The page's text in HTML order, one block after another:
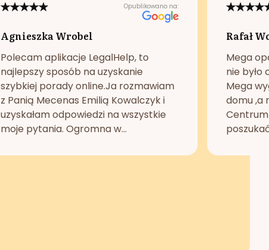
Opublikowano na:
Agnieszka Wrobel
Polecam aplikacje LegalHelp, to
najlepszy sposób na uzyskanie
szybkiej porady online.Ja rozmawiam
z Panią Mecenas Emilią Kowalczyk i
uzyskałam odpowiedzi na wszystkie
moje pytania. Ogromna w...
Rafał
Mega
nie było
Mega
domu ,a